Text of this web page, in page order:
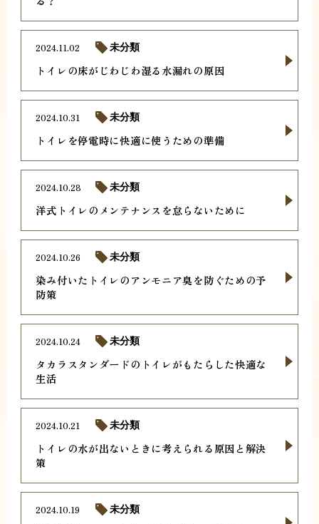
トイレの床がじわじわ湿る水漏れの原因
2024.11.02 未分類
トイレを停電時に快適に使うための準備
2024.10.31 未分類
洋式トイレのメンテナンスを怠らないために
2024.10.28 未分類
染み付いたトイレのアンモニア臭を防ぐための予
防策
2024.10.26 未分類
タカラスタンダードのトイレがもたらした快適な
生活
2024.10.24 未分類
トイレの水が出ないときに考えられる原因と解決
策
2024.10.21 未分類
2024.10.19 未分類